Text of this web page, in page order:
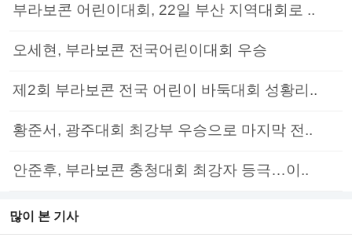
부라보콘 어린이대회, 22일 부산 지역대회로 ..
오세현, 부라보콘 전국어린이대회 우승
제2회 부라보콘 전국 어린이 바둑대회 성황리..
황준서, 광주대회 최강부 우승으로 마지막 전..
안준후, 부라보콘 충청대회 최강자 등극…이..
많이 본 기사